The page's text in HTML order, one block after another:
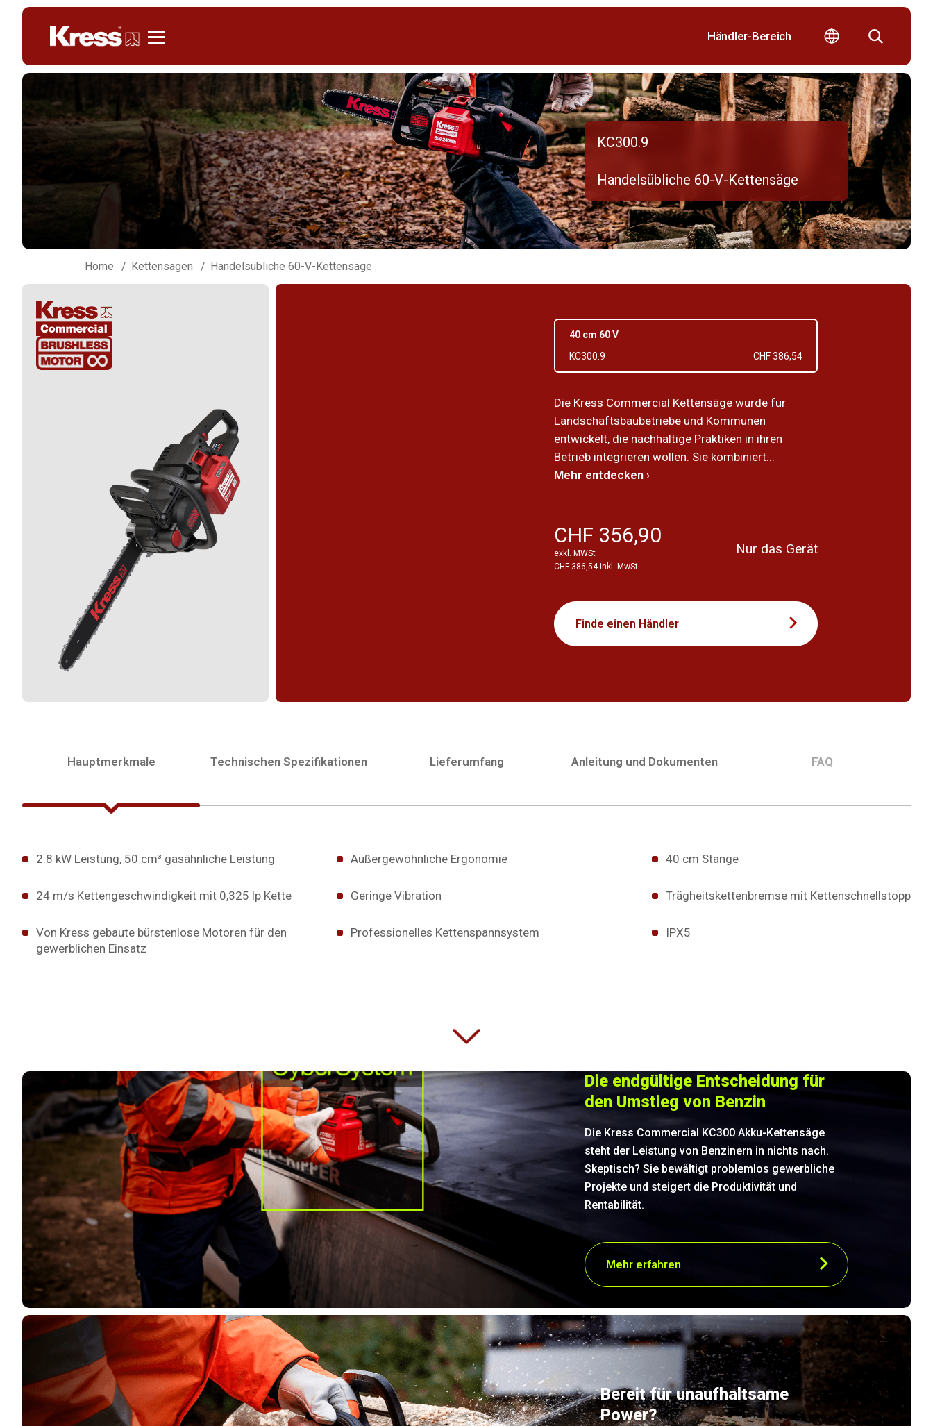
Händler-Bereich
KC300.9
Handelsübliche 60-V-Kettensäge
Home Kettensägen Handelsübliche 60-V-Kettensäge
40 cm 60 V
KC300.9
CHF 386,54
Die Kress Commercial Kettensäge wurde für
Landschaftsbaubetriebe und Kommunen
entwickelt, die nachhaltige Praktiken in ihren
Betrieb integrieren wollen. Sie kombiniert...
Mehr entdecken ›
CHF 356,90
exkl. MWSt
CHF 386,54 inkl. MwSt
Nur das Gerät
Finde einen Händler
Hauptmerkmale Technischen Spezifikationen Lieferumfang Anleitung und Dokumenten FAQ
2.8 kW Leistung, 50 cm³ gasähnliche Leistung
24 m/s Kettengeschwindigkeit mit 0,325 lp Kette
Von Kress gebaute bürstenlose Motoren für den
gewerblichen Einsatz
Außergewöhnliche Ergonomie
Geringe Vibration
Professionelles Kettenspannsystem
40 cm Stange
Trägheitskettenbremse mit Kettenschnellstopp
IPX5
Die endgültige Entscheidung für
den Umstieg von Benzin
Die Kress Commercial KC300 Akku-Kettensäge
steht der Leistung von Benzinern in nichts nach.
Skeptisch? Sie bewältigt problemlos gewerbliche
Projekte und steigert die Produktivität und
Rentabilität.
Mehr erfahren
Bereit für unaufhaltsame
Power?